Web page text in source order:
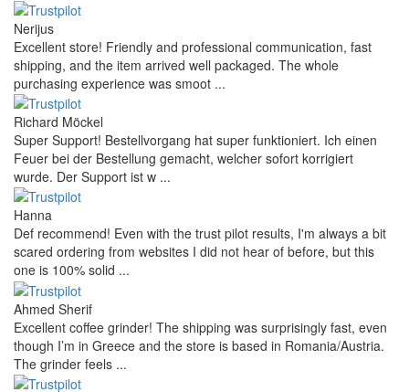
Nerijus
Excellent store! Friendly and professional communication, fast
shipping, and the item arrived well packaged. The whole
purchasing experience was smoot ...
Richard Möckel
Super Support! Bestellvorgang hat super funktioniert. Ich einen
Feuer bei der Bestellung gemacht, welcher sofort korrigiert
wurde. Der Support ist w ...
Hanna
Def recommend! Even with the trust pilot results, I'm always a bit
scared ordering from websites I did not hear of before, but this
one is 100% solid ...
Ahmed Sherif
Excellent coffee grinder! The shipping was surprisingly fast, even
though I’m in Greece and the store is based in Romania/Austria.
The grinder feels ...